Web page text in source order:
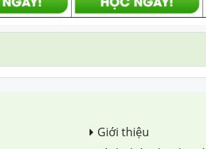
Giới thiệu